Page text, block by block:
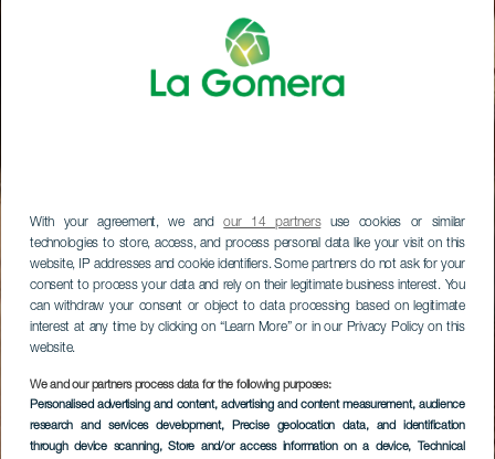
With your agreement, we andour 14 partnersuse cookies or similar
technologies to store, access, and process personal data like your visit on this
website, IP addresses and cookie identifiers. Some partners do not ask for your
consent to process your data and rely on their legitimate business interest. You
can withdraw your consent or object to data processing based on legitimate
interest at any time by clicking on “Learn More” or in our Privacy Policy on this
website.
We and our partners process data for the following purposes:
Personalised advertising and content, advertising and content measurement, audience
research and services development, Precise geolocation data, and identification
through device scanning, Store and/or access information on a device, Technical